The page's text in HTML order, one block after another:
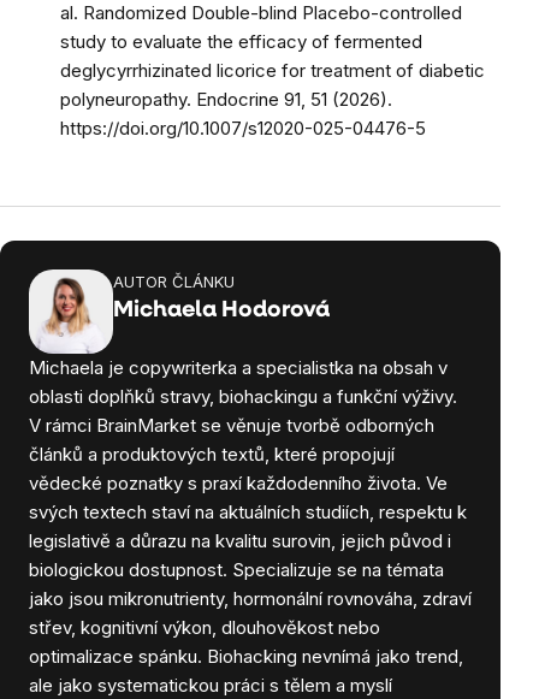
al. Randomized Double-blind Placebo-controlled
study to evaluate the efficacy of fermented
deglycyrrhizinated licorice for treatment of diabetic
polyneuropathy. Endocrine 91, 51 (2026).
https://doi.org/10.1007/s12020-025-04476-5
AUTOR ČLÁNKU
Michaela Hodorová
Michaela je copywriterka a specialistka na obsah v
oblasti doplňků stravy, biohackingu a funkční výživy.
V rámci BrainMarket se věnuje tvorbě odborných
článků a produktových textů, které propojují
vědecké poznatky s praxí každodenního života. Ve
svých textech staví na aktuálních studiích, respektu k
legislativě a důrazu na kvalitu surovin, jejich původ i
biologickou dostupnost. Specializuje se na témata
jako jsou mikronutrienty, hormonální rovnováha, zdraví
střev, kognitivní výkon, dlouhověkost nebo
optimalizace spánku. Biohacking nevnímá jako trend,
ale jako systematickou práci s tělem a myslí